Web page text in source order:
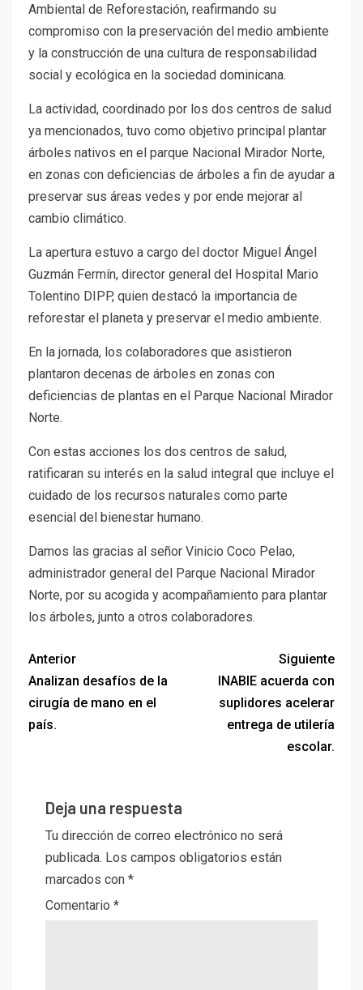
Ambiental de Reforestación, reafirmando su
compromiso con la preservación del medio ambiente
y la construcción de una cultura de responsabilidad
social y ecológica en la sociedad dominicana.
La actividad, coordinado por los dos centros de salud
ya mencionados, tuvo como objetivo principal plantar
árboles nativos en el parque Nacional Mirador Norte,
en zonas con deficiencias de árboles a fin de ayudar a
preservar sus áreas vedes y por ende mejorar al
cambio climático.
La apertura estuvo a cargo del doctor Miguel Ángel
Guzmán Fermín, director general del Hospital Mario
Tolentino DIPP, quien destacó la importancia de
reforestar el planeta y preservar el medio ambiente.
En la jornada, los colaboradores que asistieron
plantaron decenas de árboles en zonas con
deficiencias de plantas en el Parque Nacional Mirador
Norte.
Con estas acciones los dos centros de salud,
ratificaran su interés en la salud integral que incluye el
cuidado de los recursos naturales como parte
esencial del bienestar humano.
Damos las gracias al señor Vinicio Coco Pelao,
administrador general del Parque Nacional Mirador
Norte, por su acogida y acompañamiento para plantar
los árboles, junto a otros colaboradores.
Anterior
Analizan desafíos de la
cirugía de mano en el
país.
Siguiente
INABIE acuerda con
suplidores acelerar
entrega de utilería
escolar.
Deja una respuesta
Tu dirección de correo electrónico no será
publicada. Los campos obligatorios están
marcados con *
Comentario *